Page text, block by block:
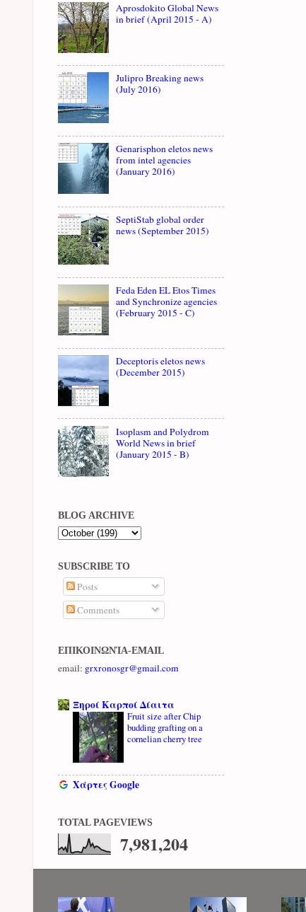
Aprosdokito Global News
in brief (April 2015 - A)
Julipro Breaking news
(July 2016)
Genarisphon eletos news
from intel agencies
(January 2016)
SeptiStab global order
news (September 2015)
Feda Eden EL Etos Times
and Synchronize agencies
(February 2015 - C)
Deceptoris eletos news
(December 2015)
Isoplasm and Polydrom
World News in brief
(January 2015 - B)
BLOG ARCHIVE
SUBSCRIBE TO
Posts
Comments
ΕΠΙΚΟΙΝΩΝΊΑ-EMAIL
email: grxronosgr@gmail.com
Ξηροί Καρποί Δίαιτα
Fruit size after Chip
budding grafting on a
cornelian cherry tree
Χάρτες Google
TOTAL PAGEVIEWS
7,981,204